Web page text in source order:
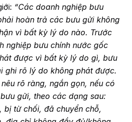
“Các doanh nghiệp bưu
hoàn trả các bưu gửi không
vì bất kỳ lý do nào. Trước
nghiệp bưu chính nước gốc
được vì bất kỳ lý do gì, bưu
ghi rõ lý do không phát được.
rõ ràng, ngắn gọn, nếu có
gửi, theo các dạng sau:
bị từ chối, đã chuyển chỗ,